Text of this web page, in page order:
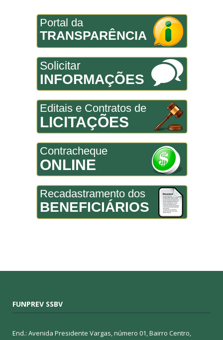
Portal da
TRANSPARÊNCIA
Solicitar
INFORMAÇÕES
Editais e Contratos de
LICITAÇÕES
Contracheque
ONLINE
Recadastramento dos
BENEFICIÁRIOS
FUNPREV SSBV
End.: Avenida Presidente Vargas, número 01, Bairro Centro,